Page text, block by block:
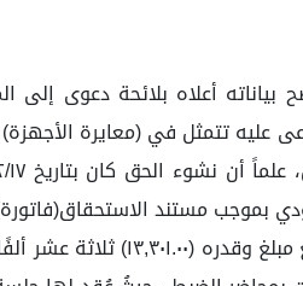
أعلاه بلائحة دعوى إلى
عشر ألفًا وثلاث مئة وواحد